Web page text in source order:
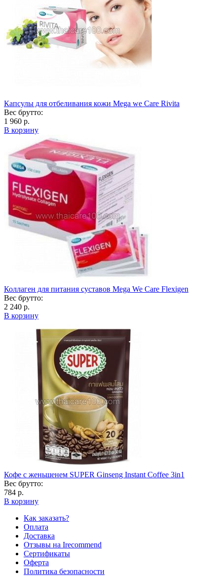
Капсулы для отбеливания кожи Mega we Care Rivita
Вес брутто:
1 960 р.
В корзину
Коллаген для питания суставов Mega We Care Flexigen
Вес брутто:
2 240 р.
В корзину
Кофе с женьшенем SUPER Ginseng Instant Coffee 3in1
Вес брутто:
784 р.
В корзину
Как заказать?
Оплата
Доставка
Отзывы на Irecommend
Сертификаты
Оферта
Политика безопасности